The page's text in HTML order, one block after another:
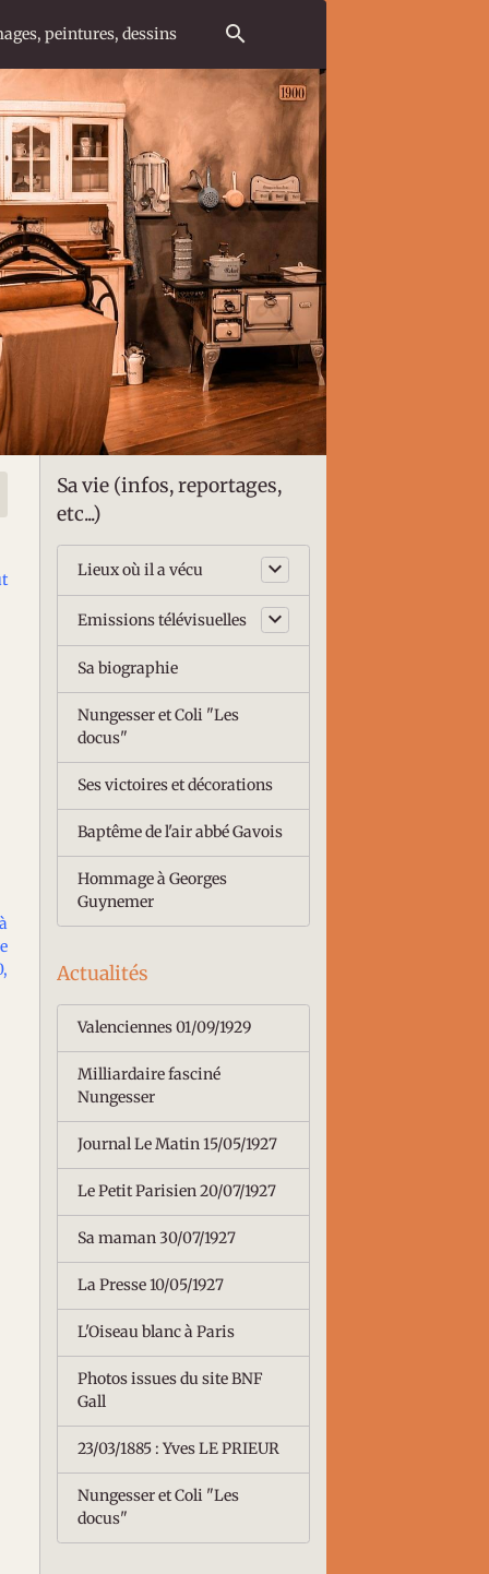
peintures, dessins
Sa vie (infos, reportages,
etc...)
Lieux où il a vécu
Emissions télévisuelles
Sa biographie
Nungesser et Coli "Les
docus"
Ses victoires et décorations
Baptême de l'air abbé Gavois
Hommage à Georges
Guynemer
Actualités
Valenciennes 01/09/1929
Milliardaire fasciné
Nungesser
Journal Le Matin 15/05/1927
Le Petit Parisien 20/07/1927
Sa maman 30/07/1927
La Presse 10/05/1927
L'Oiseau blanc à Paris
Photos issues du site BNF
Gall
23/03/1885 : Yves LE PRIEUR
Nungesser et Coli "Les
docus"